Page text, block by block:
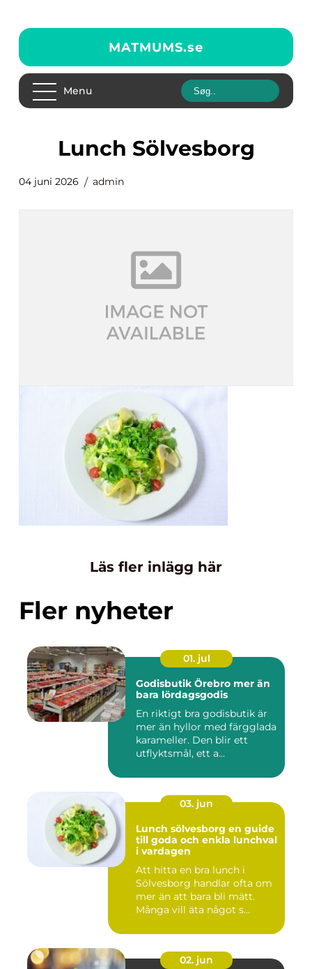
MATMUMS.se
Menu
Lunch Sölvesborg
04 juni 2026 admin
Läs fler inlägg här
Fler nyheter
01. jul
Godisbutik Örebro mer än
bara lördagsgodis
En riktigt bra godisbutik är
mer än hyllor med färgglada
karameller. Den blir ett
utflyktsmål, ett a...
03. jun
Lunch sölvesborg en guide
till goda och enkla lunchval
i vardagen
Att hitta en bra lunch i
Sölvesborg handlar ofta om
mer än att bara bli mätt.
Många vill äta något s...
02. jun